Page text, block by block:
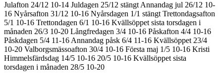
Julafton 24/12 10-14 Juldagen 25/12 stängt Annandag jul 26/12 10-
16 Nyårsafton 31/12 10-16 Nyårsdagen 1/1 stängt Trettondagsafton
5/1 10-16 Trettondagen 6/1 10-16 Kvällsöppet sista torsdagen i
månaden 26/3 10-20 Långfredagen 3/4 10-16 Påskafton 4/4 10-16
Påskdagen 5/4 11-16 Annandag påsk 6/4 11-16 Kvällsöppet 23/4
10-20 Valborgsmässoafton 30/4 10-16 Första maj 1/5 10-16 Kristi
Himmelsfärdsdag 14/5 10-16 20/5 10-16 Kvällsöppet sista
torsdagen i månaden 28/5 10-20